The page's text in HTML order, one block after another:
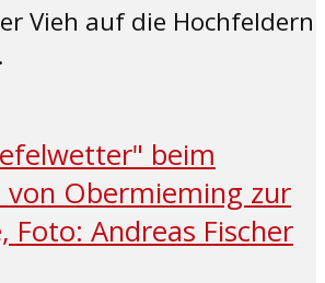
Vieh auf die Hochfeldern